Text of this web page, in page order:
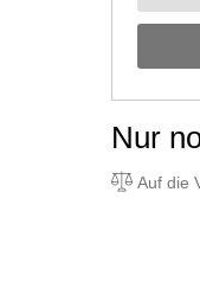
Nur
Auf die